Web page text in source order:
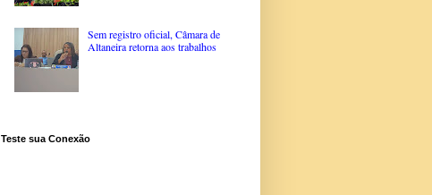
Sem registro oficial, Câmara de
Altaneira retorna aos trabalhos
Teste sua Conexão